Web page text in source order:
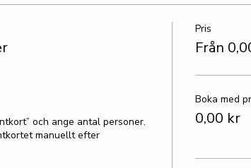
och ange antal personer.
manuellt efter
Pris
Från
Boka med
0,00 kr